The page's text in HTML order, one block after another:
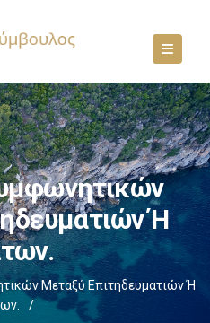
Ή
Μεταξύ Επιτηδευματιών Ή
/